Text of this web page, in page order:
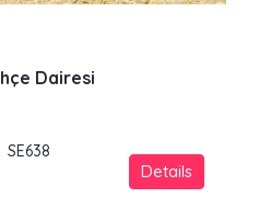
Dairesi
SE638
Details